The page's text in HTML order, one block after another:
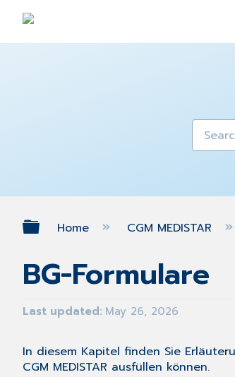
Expand/collapse
Home CGM MEDISTAR
BG-Formulare
Last updated May 26, 2026
In diesem Kapitel finden Sie
CGM MEDISTAR ausfüllen können.